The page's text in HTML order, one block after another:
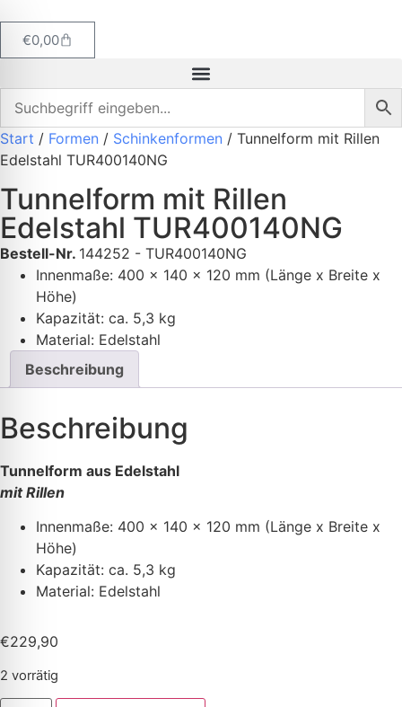
€0,00
Start / Formen / Schinkenformen / Tunnelform mit Rillen
Edelstahl TUR400140NG
Tunnelform mit Rillen
Edelstahl TUR400140NG
Bestell-Nr. 144252 - TUR400140NG
Innenmaße: 400 x 140 x 120 mm (Länge x Breite x
Höhe)
Kapazität: ca. 5,3 kg
Material: Edelstahl
Beschreibung
Beschreibung
Tunnelform aus Edelstahl
mit Rillen
Innenmaße: 400 x 140 x 120 mm (Länge x Breite x
Höhe)
Kapazität: ca. 5,3 kg
Material: Edelstahl
€229,90
2 vorrätig